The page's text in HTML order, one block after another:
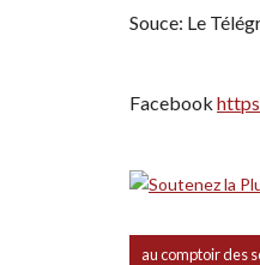
Souce: Le
Facebook
au comptoir des